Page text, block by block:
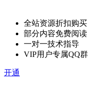
全站资源折扣购买
部分内容免费阅读
一对一技术指导
VIP用户专属QQ群
开通